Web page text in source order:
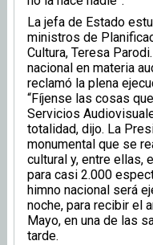
La jefa de Estado
ministros de
Cultura, Teresa
nacional en materia
reclamó la plena
“Fíjense las cosas
Servicios
totalidad, dijo. La
monumental que se
cultural y, entre ellas,
para casi 2.000
himno nacional será
noche, para recibir el
Mayo, en una de las
tarde.